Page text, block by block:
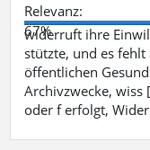
Relevanz:
67%
widerruft ihre
stützte, und es
öffentlichen
Archivzwecke,
oder f erfolgt,